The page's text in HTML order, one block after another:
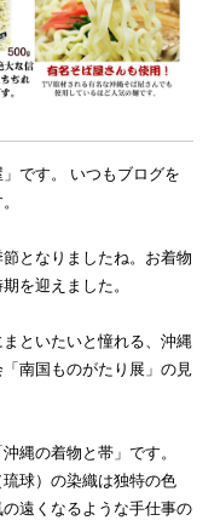
です。 いつもブログを
となりましたね。お着物
を迎えました。
といたいと憧れる、沖縄
南国ものがたり展」の見
縄の着物と帯」です。
球）の染織は独特の色
遠くなるような手仕事の